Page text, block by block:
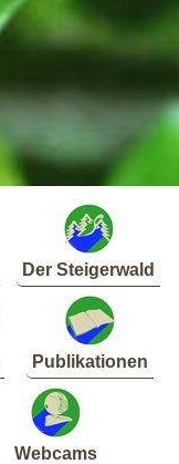
Der Steigerwald
Publikationen
Webcams